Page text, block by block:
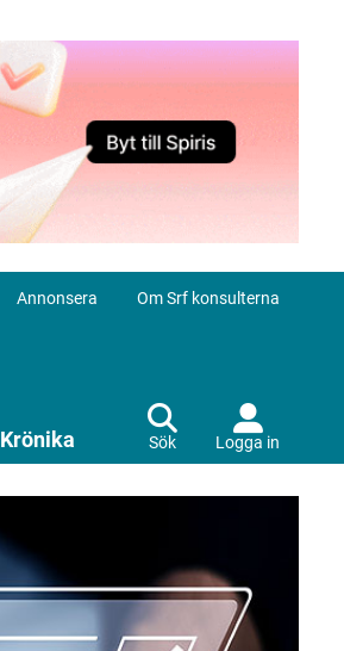
Annonsera Om Srf konsulterna
Krönika Sök Logga in